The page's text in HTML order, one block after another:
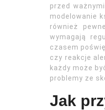
przed
modelowanie
również
wymagają
czasem
czy reakcje
każdy może
problemy ze
Jak